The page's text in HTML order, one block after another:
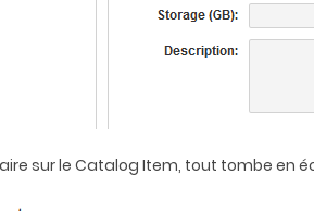
sur le Catalog Item, tout tombe en